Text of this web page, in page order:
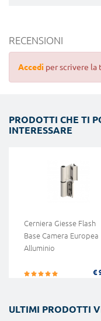
RECENSIONI
Accedi per scrivere la
PRODOTTI CHE TI
INTERESSARE
Cerniera Giesse Flash
Base Camera Europea
Alluminio
€
ULTIMI PRODOTTI